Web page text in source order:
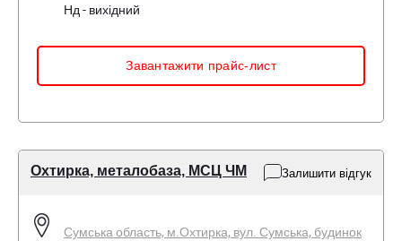
Нд - вихідний
Завантажити прайс-лист
Охтирка, металобаза, МСЦ ЧМ Залишити відгук
Сумська область, м.Охтирка, вул. Сумська, будинок